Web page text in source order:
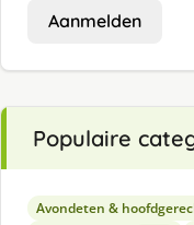
Aanmelden
Populaire
Avondeten &